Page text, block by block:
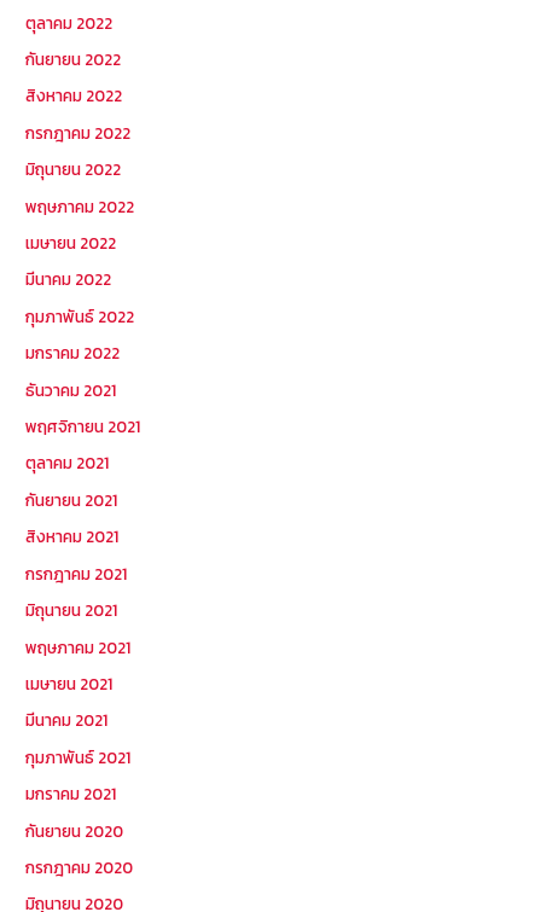
ตุลาคม 2022
กันยายน 2022
สิงหาคม 2022
กรกฎาคม 2022
มิถุนายน 2022
พฤษภาคม 2022
เมษายน 2022
มีนาคม 2022
กุมภาพันธ์ 2022
มกราคม 2022
ธันวาคม 2021
พฤศจิกายน 2021
ตุลาคม 2021
กันยายน 2021
สิงหาคม 2021
กรกฎาคม 2021
มิถุนายน 2021
พฤษภาคม 2021
เมษายน 2021
มีนาคม 2021
กุมภาพันธ์ 2021
มกราคม 2021
กันยายน 2020
กรกฎาคม 2020
มิถุนายน 2020